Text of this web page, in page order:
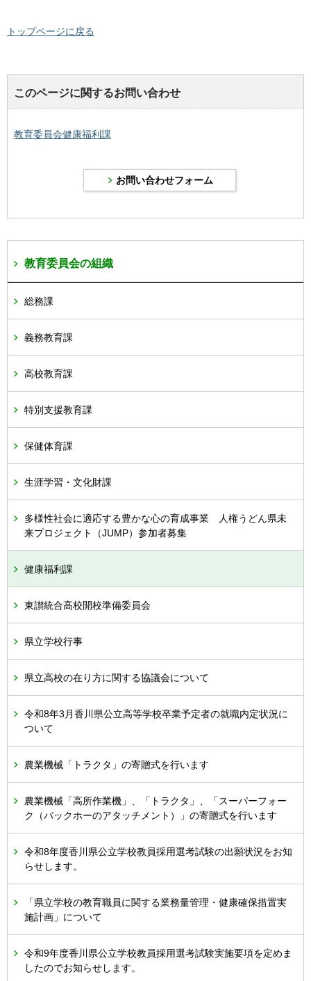
トップページに戻る
このページに関するお問い合わせ
教育委員会健康福利課
教育委員会の組織
総務課
義務教育課
高校教育課
特別支援教育課
保健体育課
生涯学習・文化財課
多様性社会に適応する豊かな心の育成事業 人権うどん県未
来プロジェクト（JUMP）参加者募集
健康福利課
東讃統合高校開校準備委員会
県立学校行事
県立高校の在り方に関する協議会について
令和8年3月香川県公立高等学校卒業予定者の就職内定状況に
ついて
農業機械「トラクタ」の寄贈式を行います
農業機械「高所作業機」、「トラクタ」、「スーパーフォー
ク（バックホーのアタッチメント）」の寄贈式を行います
令和8年度香川県公立学校教員採用選考試験の出願状況をお知
らせします。
「県立学校の教育職員に関する業務量管理・健康確保措置実
施計画」について
令和9年度香川県公立学校教員採用選考試験実施要項を定めま
したのでお知らせします。